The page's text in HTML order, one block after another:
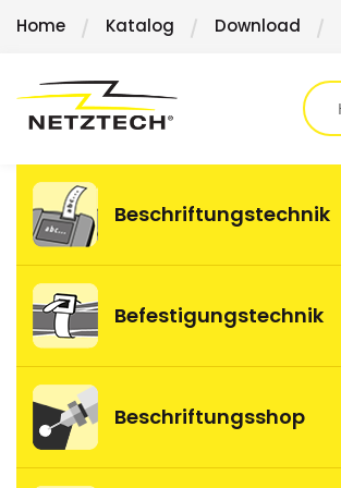
Direkt
Home Katalog Download
Beschriftungstechnik
Befestigungstechnik
Beschriftungsshop